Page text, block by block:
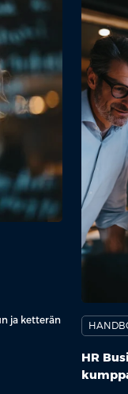
ja ketterän
HR